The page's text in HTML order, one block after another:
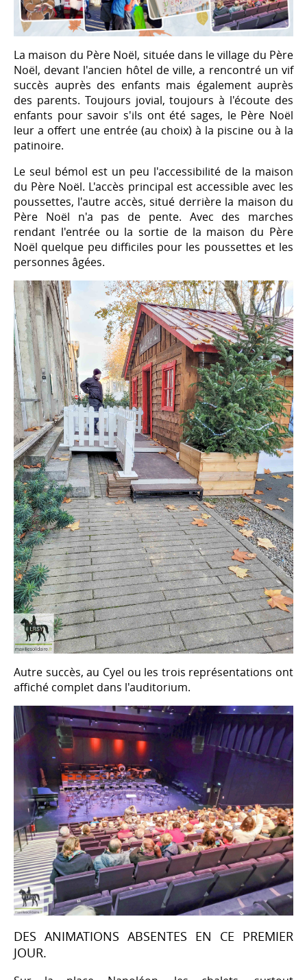
La maison du Père Noël, située dans le village du Père
Noël, devant l'ancien hôtel de ville, a rencontré un vif
succès auprès des enfants mais également auprès
des parents. Toujours jovial, toujours à l'écoute des
enfants pour savoir s'ils ont été sages, le Père Noël
leur a offert une entrée (au choix) à la piscine ou à la
patinoire.
Le seul bémol est un peu l'accessibilité de la maison
du Père Noël. L'accès principal est accessible avec les
poussettes, l'autre accès, situé derrière la maison du
Père Noël n'a pas de pente. Avec des marches
rendant l'entrée ou la sortie de la maison du Père
Noël quelque peu difficiles pour les poussettes et les
personnes âgées.
Autre succès, au Cyel ou les trois représentations ont
affiché complet dans l'auditorium.
DES ANIMATIONS ABSENTES EN CE PREMIER
JOUR.